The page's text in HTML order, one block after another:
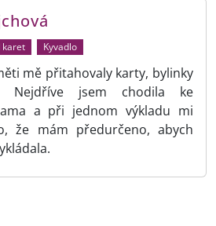
karet Kyvadlo
mě přitahovaly karty, bylinky
Nejdříve jsem chodila ke
a při jednom výkladu mi
že mám předurčeno, abych